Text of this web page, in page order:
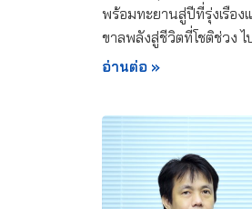
พร้อมทะยานสู่ปีที่รุ่งเรือง
ขาลพลังสู่ชีวิตที่โชติช่วง
อ่านต่อ »